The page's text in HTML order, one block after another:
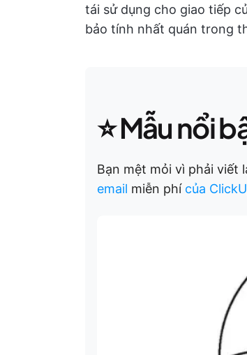
tái sử dụng cho giao tiếp
bảo tính nhất quán trong
⭐ Mẫu nổi
Bạn mệt mỏi vì phải viết
email miễn phí của